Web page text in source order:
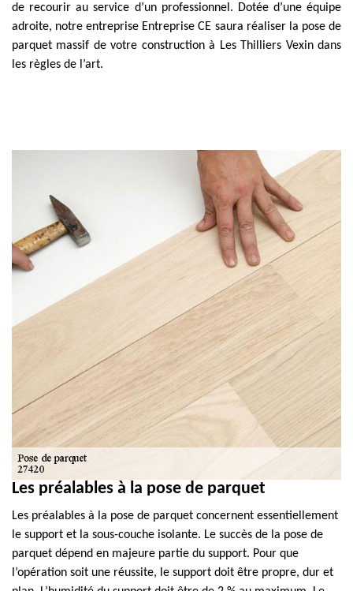
de recourir au service d’un professionnel. Dotée d’une équipe
adroite, notre entreprise Entreprise CE saura réaliser la pose de
parquet massif de votre construction à Les Thilliers Vexin dans
les règles de l’art.
Les préalables à la pose de parquet
Les préalables à la pose de parquet concernent essentiellement
le support et la sous-couche isolante. Le succès de la pose de
parquet dépend en majeure partie du support. Pour que
l’opération soit une réussite, le support doit être propre, dur et